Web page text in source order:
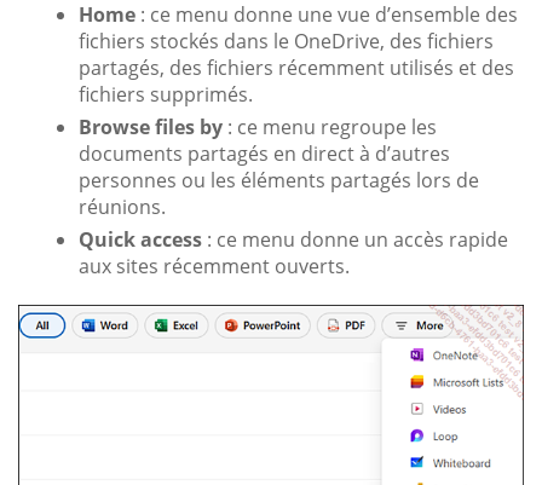
Home : ce menu donne une vue d’ensemble des
fichiers stockés dans le OneDrive, des fichiers
partagés, des fichiers récemment utilisés et des
fichiers supprimés.
Browse files by : ce menu regroupe les
documents partagés en direct à d’autres
personnes ou les éléments partagés lors de
réunions.
Quick access : ce menu donne un accès rapide
aux sites récemment ouverts.